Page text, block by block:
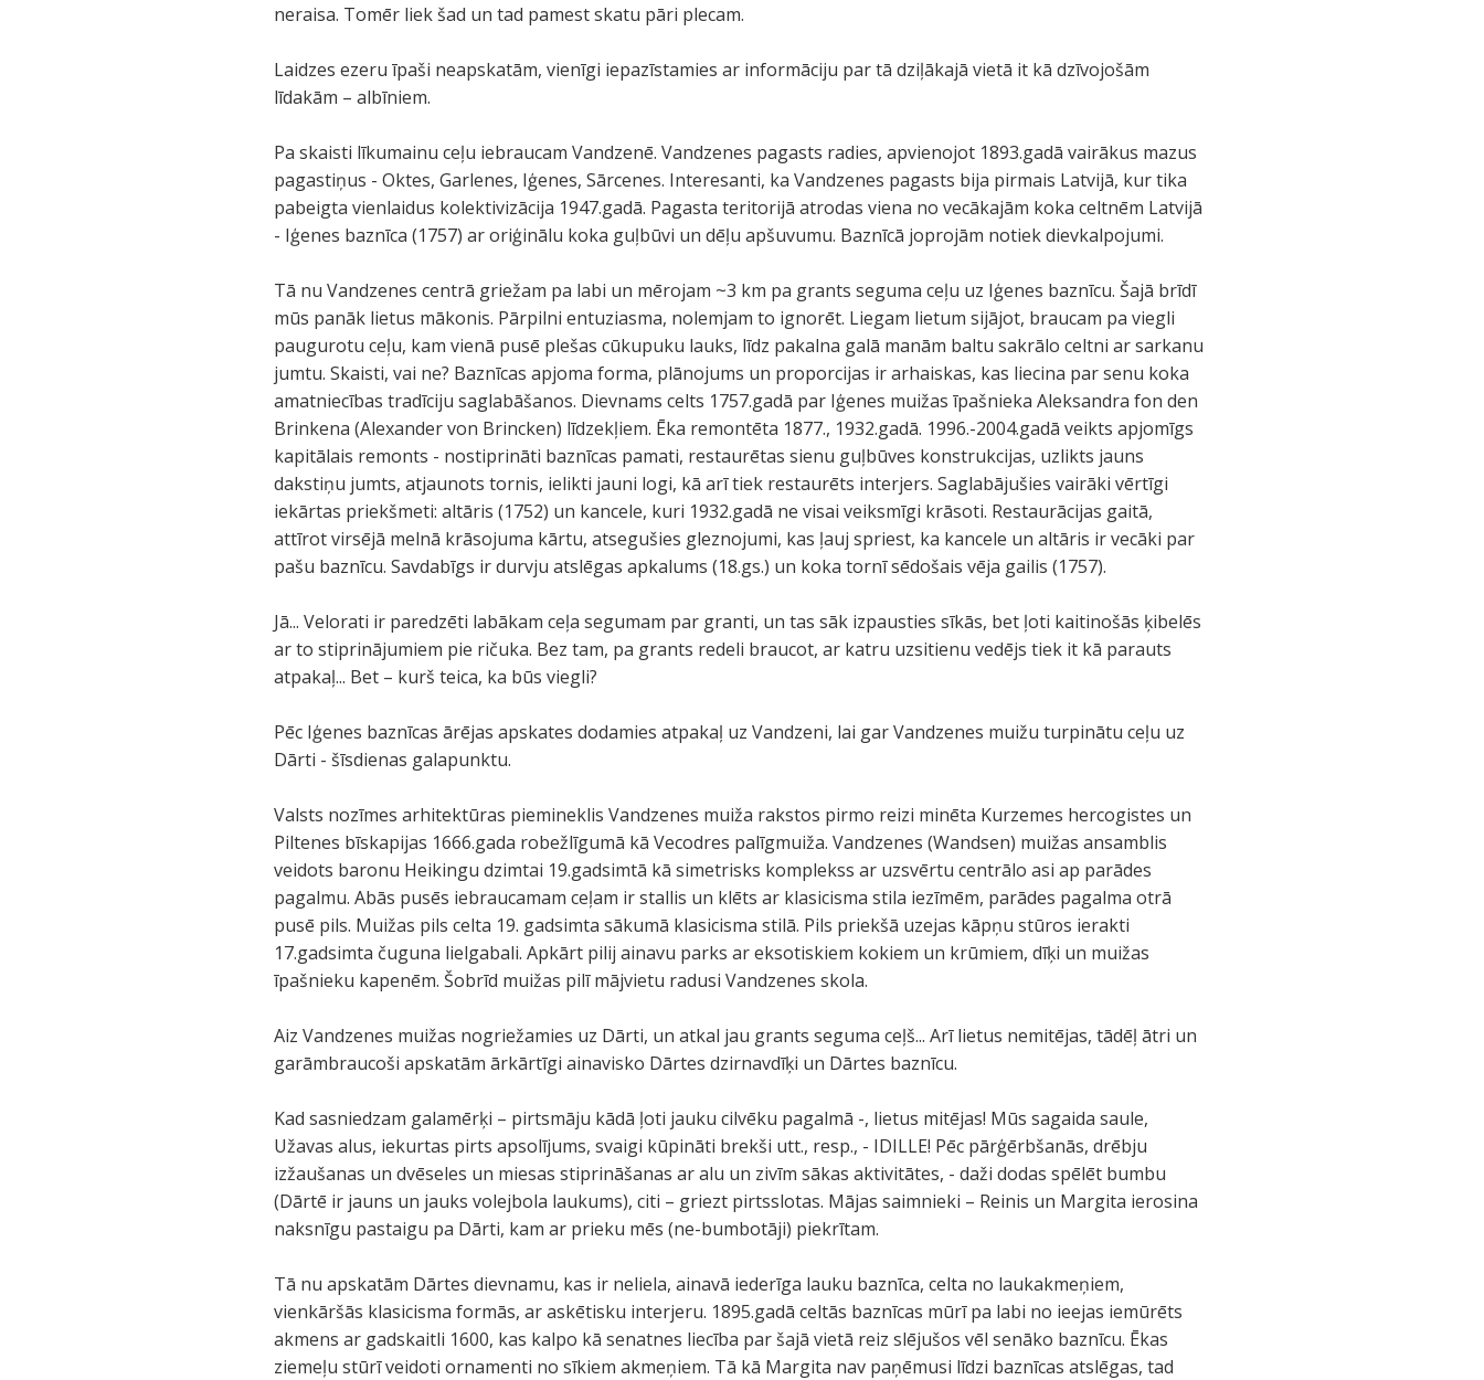
neraisa. Tomēr liek šad un tad pamest skatu pāri plecam.
Laidzes ezeru īpaši neapskatām, vienīgi iepazīstamies ar informāciju par tā dziļākajā vietā it kā dzīvojošām
līdakām – albīniem.
Pa skaisti līkumainu ceļu iebraucam Vandzenē. Vandzenes pagasts radies, apvienojot 1893.gadā vairākus mazus
pagastiņus - Oktes, Garlenes, Iģenes, Sārcenes. Interesanti, ka Vandzenes pagasts bija pirmais Latvijā, kur tika
pabeigta vienlaidus kolektivizācija 1947.gadā. Pagasta teritorijā atrodas viena no vecākajām koka celtnēm Latvijā
- Iģenes baznīca (1757) ar oriģinālu koka guļbūvi un dēļu apšuvumu. Baznīcā joprojām notiek dievkalpojumi.
Tā nu Vandzenes centrā griežam pa labi un mērojam ~3 km pa grants seguma ceļu uz Iģenes baznīcu. Šajā brīdī
mūs panāk lietus mākonis. Pārpilni entuziasma, nolemjam to ignorēt. Liegam lietum sijājot, braucam pa viegli
paugurotu ceļu, kam vienā pusē plešas cūkupuku lauks, līdz pakalna galā manām baltu sakrālo celtni ar sarkanu
jumtu. Skaisti, vai ne? Baznīcas apjoma forma, plānojums un proporcijas ir arhaiskas, kas liecina par senu koka
amatniecības tradīciju saglabāšanos. Dievnams celts 1757.gadā par Iģenes muižas īpašnieka Aleksandra fon den
Brinkena (Alexander von Brincken) līdzekļiem. Ēka remontēta 1877., 1932.gadā. 1996.-2004.gadā veikts apjomīgs
kapitālais remonts - nostiprināti baznīcas pamati, restaurētas sienu guļbūves konstrukcijas, uzlikts jauns
dakstiņu jumts, atjaunots tornis, ielikti jauni logi, kā arī tiek restaurēts interjers. Saglabājušies vairāki vērtīgi
iekārtas priekšmeti: altāris (1752) un kancele, kuri 1932.gadā ne visai veiksmīgi krāsoti. Restaurācijas gaitā,
attīrot virsējā melnā krāsojuma kārtu, atsegušies gleznojumi, kas ļauj spriest, ka kancele un altāris ir vecāki par
pašu baznīcu. Savdabīgs ir durvju atslēgas apkalums (18.gs.) un koka tornī sēdošais vēja gailis (1757).
Jā... Velorati ir paredzēti labākam ceļa segumam par granti, un tas sāk izpausties sīkās, bet ļoti kaitinošās ķibelēs
ar to stiprinājumiem pie ričuka. Bez tam, pa grants redeli braucot, ar katru uzsitienu vedējs tiek it kā parauts
atpakaļ... Bet – kurš teica, ka būs viegli?
Pēc Iģenes baznīcas ārējas apskates dodamies atpakaļ uz Vandzeni, lai gar Vandzenes muižu turpinātu ceļu uz
Dārti - šīsdienas galapunktu.
Valsts nozīmes arhitektūras piemineklis Vandzenes muiža rakstos pirmo reizi minēta Kurzemes hercogistes un
Piltenes bīskapijas 1666.gada robežlīgumā kā Vecodres palīgmuiža. Vandzenes (Wandsen) muižas ansamblis
veidots baronu Heikingu dzimtai 19.gadsimtā kā simetrisks komplekss ar uzsvērtu centrālo asi ap parādes
pagalmu. Abās pusēs iebraucamam ceļam ir stallis un klēts ar klasicisma stila iezīmēm, parādes pagalma otrā
pusē pils. Muižas pils celta 19. gadsimta sākumā klasicisma stilā. Pils priekšā uzejas kāpņu stūros ierakti
17.gadsimta čuguna lielgabali. Apkārt pilij ainavu parks ar eksotiskiem kokiem un krūmiem, dīķi un muižas
īpašnieku kapenēm. Šobrīd muižas pilī mājvietu radusi Vandzenes skola.
Aiz Vandzenes muižas nogriežamies uz Dārti, un atkal jau grants seguma ceļš... Arī lietus nemitējas, tādēļ ātri un
garāmbraucoši apskatām ārkārtīgi ainavisko Dārtes dzirnavdīķi un Dārtes baznīcu.
Kad sasniedzam galamērķi – pirtsmāju kādā ļoti jauku cilvēku pagalmā -, lietus mitējas! Mūs sagaida saule,
Užavas alus, iekurtas pirts apsolījums, svaigi kūpināti brekši utt., resp., - IDILLE! Pēc pārģērbšanās, drēbju
izžaušanas un dvēseles un miesas stiprināšanas ar alu un zivīm sākas aktivitātes, - daži dodas spēlēt bumbu
(Dārtē ir jauns un jauks volejbola laukums), citi – griezt pirtsslotas. Mājas saimnieki – Reinis un Margita ierosina
naksnīgu pastaigu pa Dārti, kam ar prieku mēs (ne-bumbotāji) piekrītam.
Tā nu apskatām Dārtes dievnamu, kas ir neliela, ainavā iederīga lauku baznīca, celta no laukakmeņiem,
vienkāršās klasicisma formās, ar askētisku interjeru. 1895.gadā celtās baznīcas mūrī pa labi no ieejas iemūrēts
akmens ar gadskaitli 1600, kas kalpo kā senatnes liecība par šajā vietā reiz slējušos vēl senāko baznīcu. Ēkas
ziemeļu stūrī veidoti ornamenti no sīkiem akmeņiem. Tā kā Margita nav paņēmusi līdzi baznīcas atslēgas, tad